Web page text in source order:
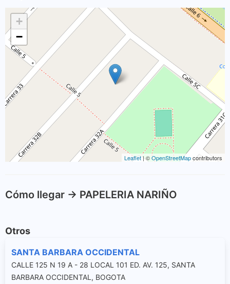
+
−
Leaflet| ©OpenStreetMapcontributors
Cómo llegar -> PAPELERIA NARIÑO
Otros
SANTA BARBARA OCCIDENTAL
CALLE 125 N 19 A - 28 LOCAL 101 ED. AV. 125, SANTA
BARBARA OCCIDENTAL, BOGOTA